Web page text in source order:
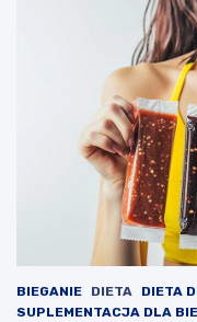
BIEGANIE DIETA DIETA
SUPLEMENTACJA DLA